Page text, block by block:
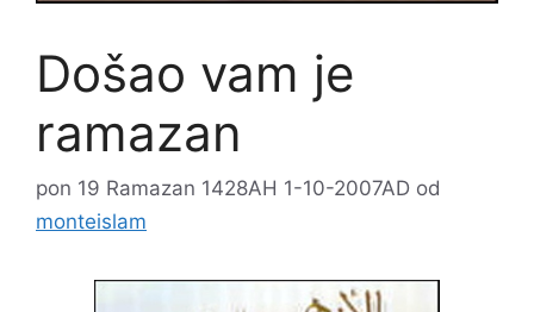
Došao vam je
ramazan
pon 19 Ramazan 1428AH 1-10-2007AD od
monteislam